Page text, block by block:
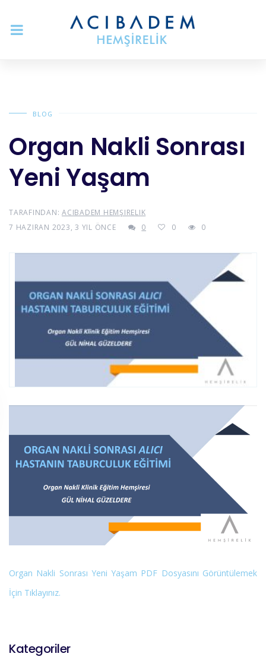
BLOG
Organ Nakli Sonrası
Yeni Yaşam
TARAFINDAN: ACIBADEM HEMŞIRELIK
7 HAZIRAN 2023, 3 YIL ÖNCE
0 0 0
Organ Nakli Sonrası Yeni Yaşam PDF Dosyasını Görüntülemek
İçin Tıklayınız.
Kategoriler